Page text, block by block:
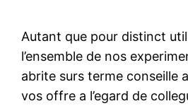
Autant que pour distinct
l’ensemble de nos
abrite surs terme conseille
vos offre a l’egard de